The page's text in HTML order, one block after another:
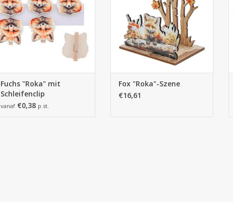
Fuchs "Roka" mit
Schleifenclip
vanaf €0,38 p.st.
Fox "Roka"-Szene
€16,61